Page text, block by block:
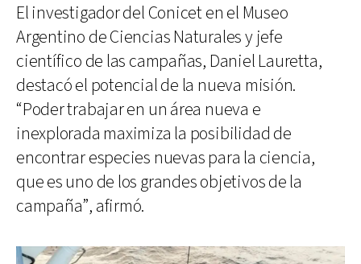
El investigador del Conicet en el Museo
Argentino de Ciencias Naturales y jefe
científico de las campañas, Daniel Lauretta,
destacó el potencial de la nueva misión.
“Poder trabajar en un área nueva e
inexplorada maximiza la posibilidad de
encontrar especies nuevas para la ciencia,
que es uno de los grandes objetivos de la
campaña”, afirmó.